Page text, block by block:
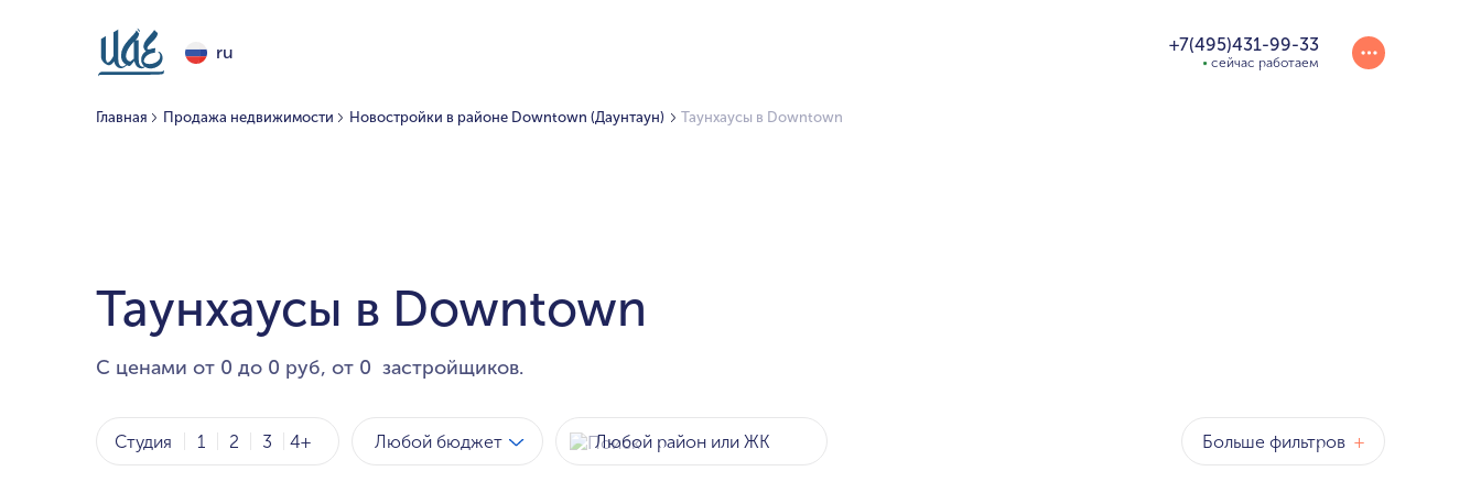
ru +7(495)431-99-33
сейчас работаем
Главная Продажа недвижимости Новостройки в районе Downtown (Даунтаун) Таунхаусы в Downtown
Таунхаусы в Downtown
С ценами от 0 до 0 руб, от 0 застройщиков.
Студия 1 2 3 4+ Любой бюджет Больше фильтров +